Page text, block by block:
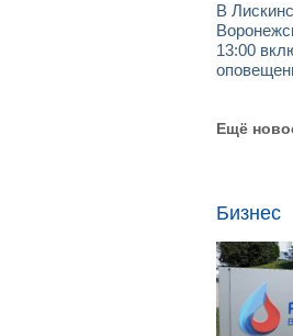
В
13:00
Ещё
Бизнес